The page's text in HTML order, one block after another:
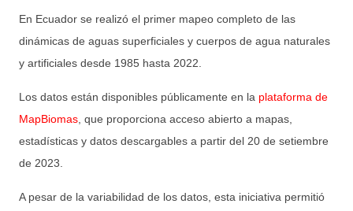
En Ecuador se realizó el primer mapeo completo de las
dinámicas de aguas superficiales y cuerpos de agua naturales
y artificiales desde 1985 hasta 2022.
Los datos están disponibles públicamente en la plataforma de
MapBiomas , que proporciona acceso abierto a mapas,
estadísticas y datos descargables a partir del 20 de setiembre
de 2023.
A pesar de la variabilidad de los datos, esta iniciativa permitió